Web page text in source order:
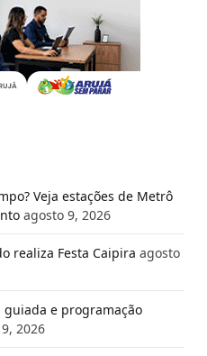
Veja estações de Metrô
agosto 9, 2026
realiza Festa Caipira agosto
guiada e programação
2026